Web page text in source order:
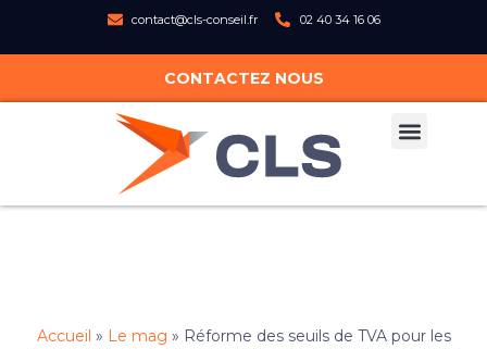
contact@cls-conseil.fr 02 40 34 16 06
CONTACTEZ NOUS
Accueil » Le mag » Réforme des seuils de TVA pour les